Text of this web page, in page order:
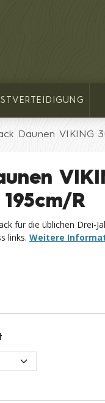
Daunen VIKING
R
für die üblichen Drei-
links. Weitere